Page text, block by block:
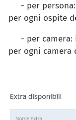
- per persona:
per ogni ospite
- per camera:
per ogni camera